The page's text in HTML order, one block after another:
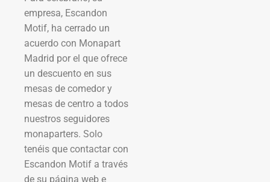
empresa, Escandon
Motif, ha cerrado un
acuerdo con Monapart
Madrid por el que ofrece
un descuento en sus
mesas de comedor y
mesas de centro a todos
nuestros seguidores
monaparters. Solo
tenéis que contactar con
Escandon Motif a través
de su página web e